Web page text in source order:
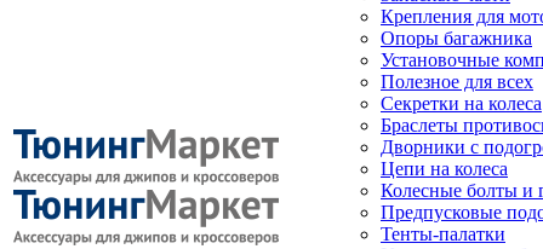
Крепления для
Опоры багажника
Установочные
Полезное для всех
Секретки на колеса
Браслеты
Дворники с
Цепи на колеса
Колесные болты и
Предпусковые
Тенты-палатки